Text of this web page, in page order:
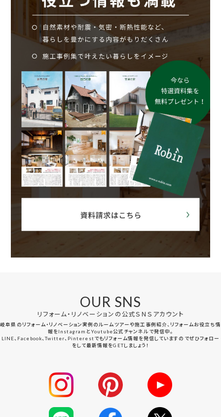
OUR SNS
リフォーム・リノベーションの公式ＳＮＳアカウント
岐阜県のリフォーム・リノベーション実例のルームツアーや施工事例紹介、リフォームお役立ち情
報をInstagramとYoutube公式チャンネルで発信中。
LINE、Facebook、Twitter、Pinterestでもリフォーム情報を発信していますのでぜひフォロー
をして最新情報をGETしましょう！